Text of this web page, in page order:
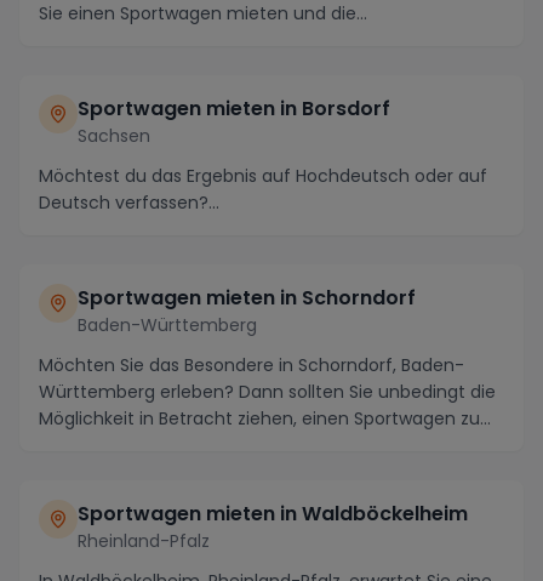
Sie einen Sportwagen mieten und die
Sportwagen mieten in Borsdorf
Sachsen
Möchtest du das Ergebnis auf Hochdeutsch oder auf
Deutsch verfassen?...
Sportwagen mieten in Schorndorf
Baden-Württemberg
Möchten Sie das Besondere in Schorndorf, Baden-
Württemberg erleben? Dann sollten Sie unbedingt die
Möglichkeit in Betracht ziehen, einen Sportwagen zu...
Sportwagen mieten in Waldböckelheim
Rheinland-Pfalz